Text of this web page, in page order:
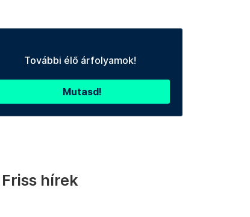
További élő árfolyamok!
Mutasd!
Friss hírek